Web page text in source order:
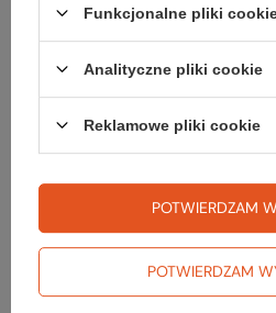
naszym sklepie, możesz skorzystać
przesłać nam opis szukanego
byćzalogowany.
Status zamówienia
Śledzenie przesyłki
Funkcjonalne pliki
Analityczne pliki cookie
Reklamowe pliki cookie
POTWIERDZAM
POTWIERDZAM